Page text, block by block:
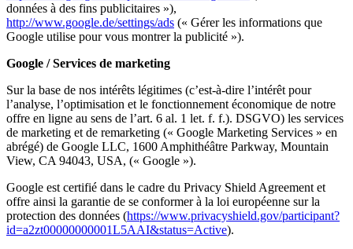
données à des fins publicitaires »),
http://www.google.de/settings/ads (« Gérer les informations que
Google utilise pour vous montrer la publicité »).
Google / Services de marketing
Sur la base de nos intérêts légitimes (c’est-à-dire l’intérêt pour
l’analyse, l’optimisation et le fonctionnement économique de notre
offre en ligne au sens de l’art. 6 al. 1 let. f. f.). DSGVO) les services
de marketing et de remarketing (« Google Marketing Services » en
abrégé) de Google LLC, 1600 Amphithéâtre Parkway, Mountain
View, CA 94043, USA, (« Google »).
Google est certifié dans le cadre du Privacy Shield Agreement et
offre ainsi la garantie de se conformer à la loi européenne sur la
protection des données (https://www.privacyshield.gov/participant?
id=a2zt00000000001L5AAI&status=Active).